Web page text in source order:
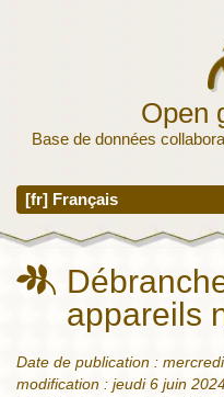
Open
Base de données
appareils
Date de publication :
modification :jeudi 6 juin